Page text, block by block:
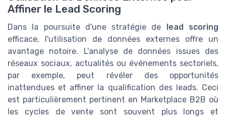
Affiner le Lead Scoring
Dans la poursuite d'une stratégie de
lead scoring
efficace, l'utilisation de données externes offre un
avantage notoire. L'analyse de données issues des
réseaux sociaux, actualités ou événements sectoriels,
par exemple, peut révéler des opportunités
inattendues et affiner la qualification des leads. Ceci
est particulièrement pertinent en Marketplace B2B où
les cycles de vente sont souvent plus longs et